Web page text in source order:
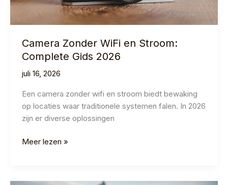
Camera Zonder WiFi en Stroom:
Complete Gids 2026
juli 16, 2026
Een camera zonder wifi en stroom biedt bewaking
op locaties waar traditionele systemen falen. In 2026
zijn er diverse oplossingen
Camera
Meer lezen »